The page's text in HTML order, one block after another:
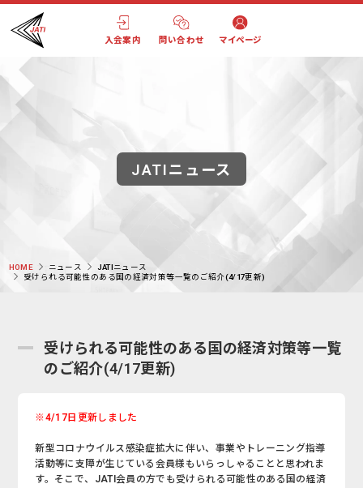
入会案内 問い合わせ マイページ
JATIニュース
HOME ニュース
JATIニュース
受けられる可能性のある国の経済対策等一覧のご紹介(4/17更新)
受けられる可能性のある国の経済対策等一覧
のご紹介(4/17更新)
※4/17日更新しました
新型コロナウイルス感染症拡大に伴い、事業やトレーニング指導
活動等に支障が生じている会員様もいらっしゃることと思われま
す。そこで、JATI会員の方でも受けられる可能性のある国の経済